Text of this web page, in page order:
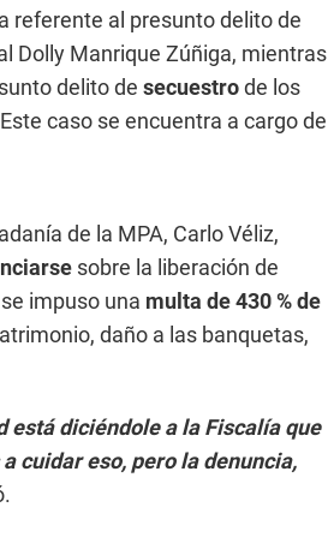
referente al presunto delito de
Dolly Manrique Zúñiga, mientras
delito de secuestrode los
caso se encuentra a cargo de
de la MPA, Carlo Véliz,
sobre la liberación de
impuso una multa de430 % de
daño a las banquetas,
está diciéndole a la Fiscalía que
cuidar eso, pero la denuncia,